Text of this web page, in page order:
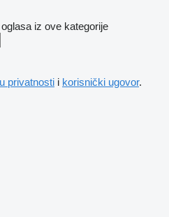
iz ove kategorije
privatnosti i korisnički ugovor.